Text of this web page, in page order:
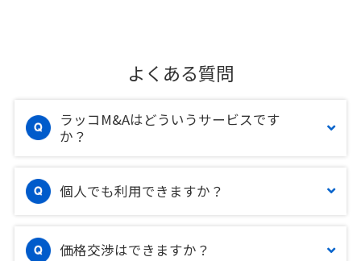
よくある質問
ラッコM&Aはどういうサービスです
か？
個人でも利用できますか？
価格交渉はできますか？